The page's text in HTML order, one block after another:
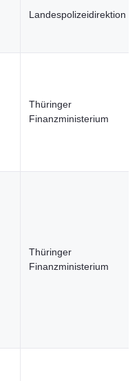
Landespolizeidirektion
Thüringer
Finanzministerium
Thüringer
Finanzministerium